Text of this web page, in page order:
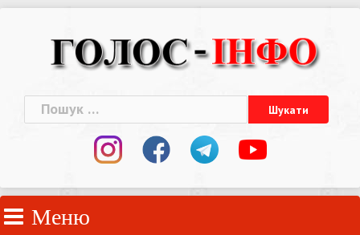
Пошук:
Меню